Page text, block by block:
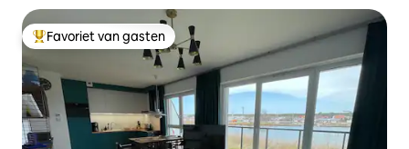
Topfavoriet van gasten
Favoriet van gasten